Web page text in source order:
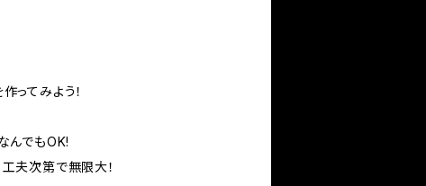
ってみよう！
なんでもOK!
夫次第で無限大！